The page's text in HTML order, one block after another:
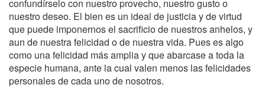
confundírselo con nuestro provecho, nuestro gusto o
nuestro deseo. El bien es un ideal de justicia y de virtud
que puede imponernos el sacrificio de nuestros anhelos, y
aun de nuestra felicidad o de nuestra vida. Pues es algo
como una felicidad más amplia y que abarcase a toda la
especie humana, ante la cual valen menos las felicidades
personales de cada uno de nosotros.